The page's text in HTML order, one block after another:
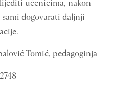
učenicima, nakon
dogovarati daljnji
Tomić, pedagoginja